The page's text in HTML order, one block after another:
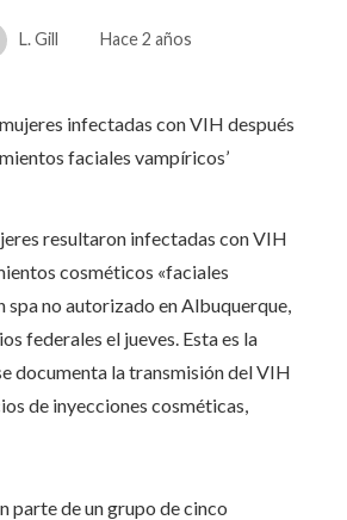
L. Gill Hace 2 años
resultaron infectadas con VIH
cosméticos «faciales
spa no autorizado en Albuquerque,
federales el jueves. Esta es la
documenta la transmisión del VIH
de inyecciones cosméticas,
parte de un grupo de cinco